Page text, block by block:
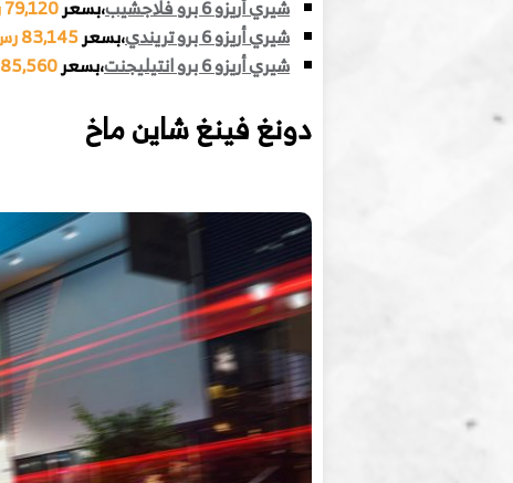
شيري أريزو 6 برو فلاجشيب
،بسعر79,120 رس
شيري أريزو 6 برو تريندي
،بسعر83,145 رس
شيري أريزو 6 برو انتيليجنت
،بسعر85,560 رس
دونغ فينغ شاين ماخ